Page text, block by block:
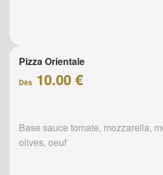
Pizza Orientale
Dès 10.00 €
Base sauce tomate, mozzarella,
olives, oeuf